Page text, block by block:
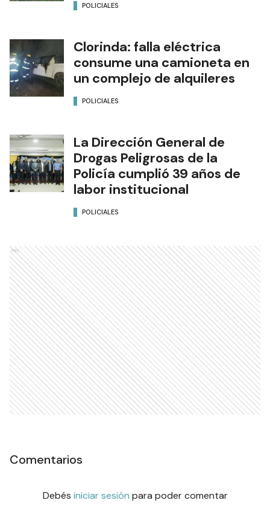
POLICIALES
Clorinda: falla eléctrica
consume una camioneta en
un complejo de alquileres
POLICIALES
La Dirección General de
Drogas Peligrosas de la
Policía cumplió 39 años de
labor institucional
POLICIALES
Ads
Comentarios
Debés iniciar sesión para poder comentar